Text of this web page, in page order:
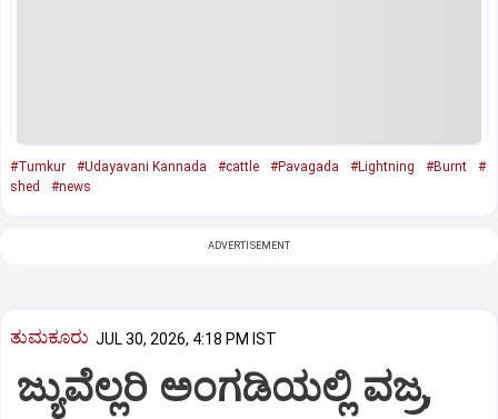
#Tumkur #Udayavani Kannada #cattle #Pavagada #Lightning #Burnt
#
shed
#news
ADVERTISEMENT
ತುಮಕೂರು JUL 30, 2026, 4:18 PM IST
ಜ್ಯುವೆಲ್ಲರಿ ಅಂಗಡಿಯಲ್ಲಿ ವಜ್ರ,